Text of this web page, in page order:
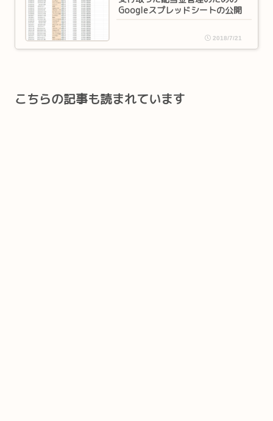
Googleスプレッドシートの公開
2018/7/21
こちらの記事も読まれています